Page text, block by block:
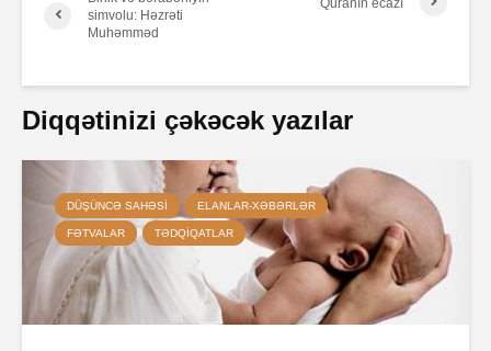
simvolu: Həzrəti
Muhəmməd
Diqqətinizi çəkəcək yazılar
DÜŞÜNCƏ SAHƏSI ELANLAR-XƏBƏRLƏR
FƏTVALAR TƏDQIQATLAR